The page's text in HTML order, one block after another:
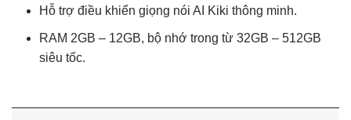
Hỗ trợ điều khiển giọng nói AI Kiki thông minh.
RAM 2GB – 12GB, bộ nhớ trong từ 32GB – 512GB
siêu tốc.